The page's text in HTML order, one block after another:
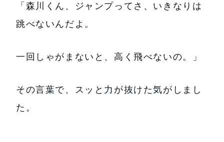
「森川くん、ジャンプってさ、いきなりは
跳べないんだよ。
一回しゃがまないと、高く飛べないの。」
その言葉で、スッと力が抜けた気がしまし
た。